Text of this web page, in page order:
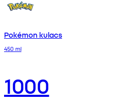
Pokémon kulacs
450 ml
1000